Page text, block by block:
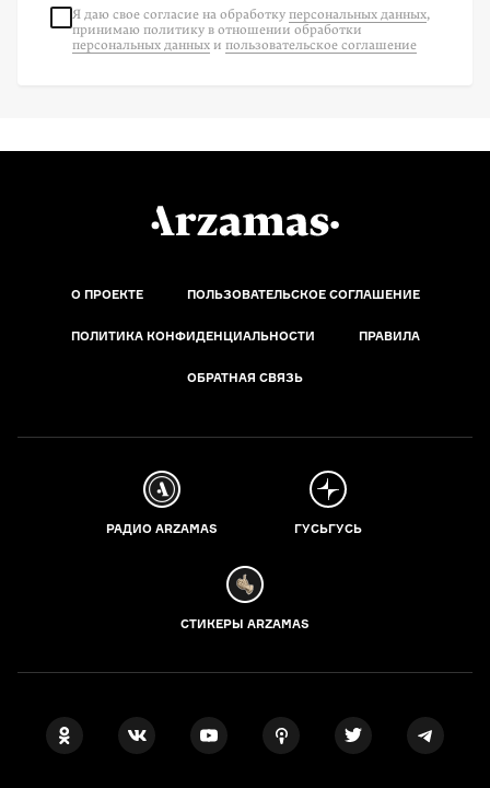
Я даю свое согласие на обработку персональных данных,
принимаю политику в отношении обработки
персональных данных и пользовательское соглашение
О ПРОЕКТЕ ПОЛЬЗОВАТЕЛЬСКОЕ СОГЛАШЕНИЕ
ПОЛИТИКА КОНФИДЕНЦИАЛЬНОСТИ ПРАВИЛА
ОБРАТНАЯ СВЯЗЬ
РАДИО ARZAMAS ГУСЬГУСЬ
СТИКЕРЫ ARZAMAS